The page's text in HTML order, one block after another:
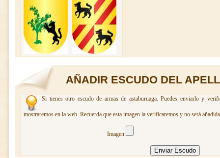
AÑADIR ESCUDO DEL
Si tienes otro escudo de armas de astaburuaga. Puedes enviarlo y
mostraremos en la web. Recuerda que esta imagen la verificaremos y no será
Imagen: